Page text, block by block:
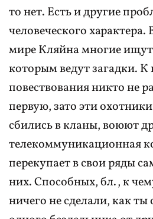
то нет. Есть и другие
человеческого
мире Кляйна многие
которым ведут загадки. К
повествования никто не
первую, зато эти
сбились в кланы, воюют
телекоммуникационная
перекупает в свои ряды
них. Способных, бл., к
ничего не сделали, как